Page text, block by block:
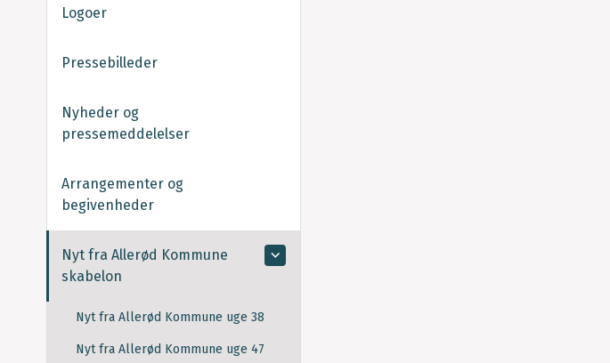
Logoer
Pressebilleder
Nyheder og
pressemeddelelser
Arrangementer og
begivenheder
Nyt fra Allerød Kommune
skabelon
Nyt fra Allerød Kommune uge 38
Nyt fra Allerød Kommune uge 47